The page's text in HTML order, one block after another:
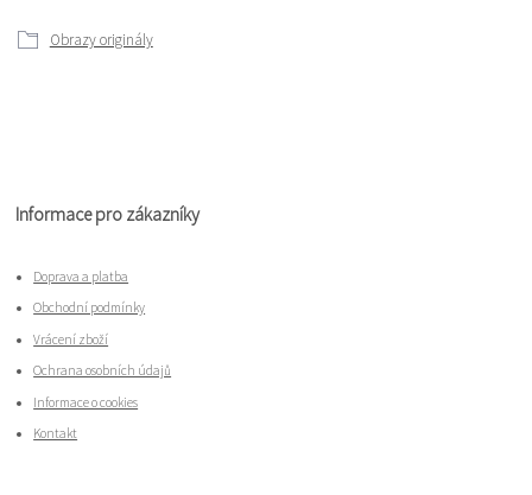
Obrazy originály
Informace pro zákazníky
Doprava a platba
Obchodní podmínky
Vrácení zboží
Ochrana osobních údajů
Informace o cookies
Kontakt